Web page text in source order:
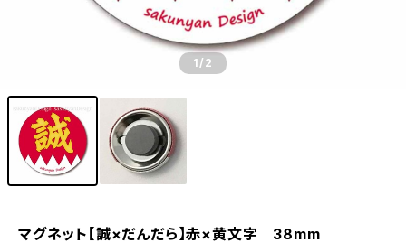
1/2
マグネット【誠×だんだら】赤×黄文字 38mm